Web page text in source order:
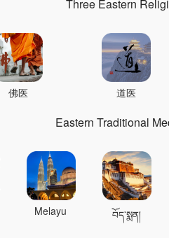
Three Eastern
佛医 道医
Eastern Traditional
Melayu བོད་སྨན།